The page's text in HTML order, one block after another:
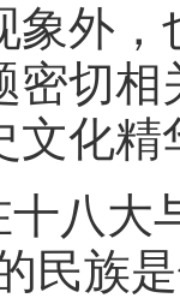
象外
密切
文化
十八大
民族